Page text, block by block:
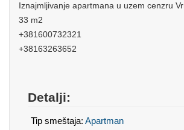
Iznajmljivanje apartmana u uzem cenzru
33 m2
+381600732321
+38163263652
Detalji:
Tip smeštaja: Apartman